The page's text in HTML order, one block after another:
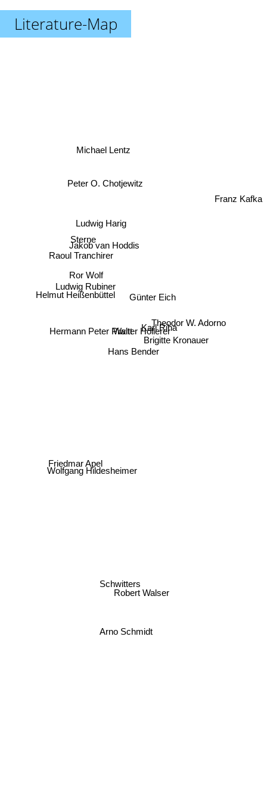
Literature-Map
Hans Bender
Walter Höllerer
Karl Riha
Günter Eich
Brigitte Kronauer
Hermann Peter Piwitt
Friedmar Apel
Theodor W. Adorno
Jakob van Hoddis
Ludwig Harig
Helmut Heißenbüttel
Ludwig Rubiner
Raoul Tranchirer
Wolfgang Hildesheimer
Peter O. Chotjewitz
Michael Lentz
Sterne
Ror Wolf
Schwitters
Arno Schmidt
Robert Walser
Franz Kafka